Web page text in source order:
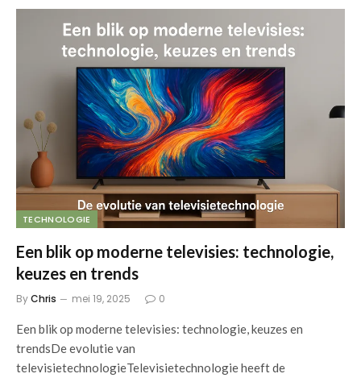
TECHNOLOGIE
Een blik op moderne televisies: technologie,
keuzes en trends
ByChris mei 19, 2025 0
Een blik op moderne televisies: technologie, keuzes en
trendsDe evolutie van
televisietechnologieTelevisietechnologie heeft de